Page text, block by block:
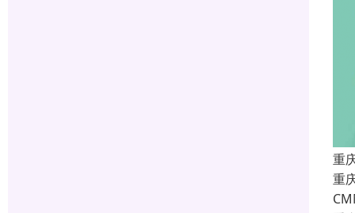
重
重